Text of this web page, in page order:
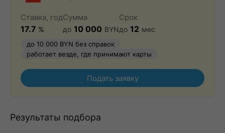
Ставка, год
17.7 %
Сумма
до 10 000 BYN
Срок
до 12 мес
до 10 000 BYN без справок
работает везде, где принимают карты
Подать заявку
Результаты подбора